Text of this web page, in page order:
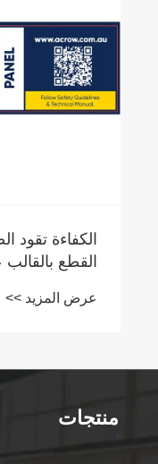
الكفاءة تقود
القطع
Xinsen اختراقًا جديدًا
عرض المزيد >>
منتجات